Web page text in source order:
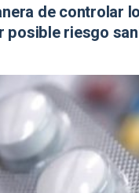
de controlar
posible riesgo